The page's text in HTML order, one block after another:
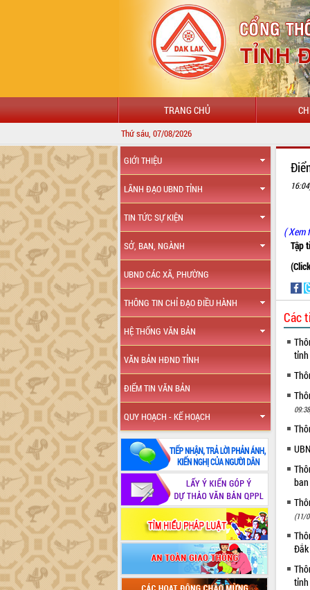
TRANG CHỦ
Thứ sáu, 07/08/2026
GIỚI THIỆU
LÃNH ĐẠO UBND TỈNH
TIN TỨC SỰ KIỆN
SỞ, BAN, NGÀNH
UBND CÁC XÃ, PHƯỜNG
THÔNG TIN CHỈ ĐẠO ĐIỀU HÀNH
HỆ THỐNG VĂN BẢN
VĂN BẢN HĐND TỈNH
ĐIỂM TIN VĂN BẢN
QUY HOẠCH - KẾ HOẠCH
( Xem
Tập
Các
(11/